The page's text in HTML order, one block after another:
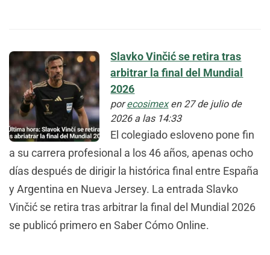
Slavko Vinčić se retira tras
arbitrar la final del Mundial
2026
porecosimexen 27 de julio de
2026 a las 14:33
El colegiado esloveno pone fin
a su carrera profesional a los 46 años, apenas ocho
días después de dirigir la histórica final entre España
y Argentina en Nueva Jersey. La entrada Slavko
Vinčić se retira tras arbitrar la final del Mundial 2026
se publicó primero en Saber Cómo Online.